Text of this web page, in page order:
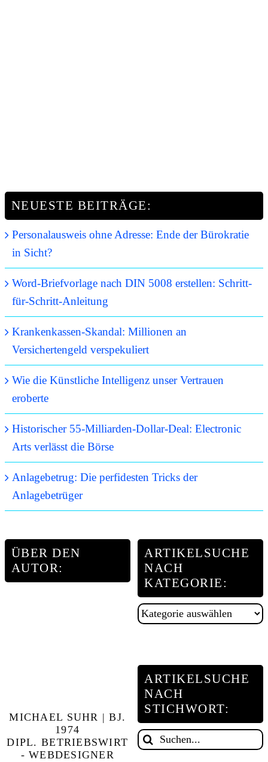
NEUESTE BEITRÄGE:
Personalausweis ohne Adresse: Ende der Bürokratie
in Sicht?
Word-Briefvorlage nach DIN 5008 erstellen: Schritt-
für-Schritt-Anleitung
Krankenkassen-Skandal: Millionen an
Versichertengeld verspekuliert
Wie die Künstliche Intelligenz unser Vertrauen
eroberte
Historischer 55-Milliarden-Dollar-Deal: Electronic
Arts verlässt die Börse
Anlagebetrug: Die perfidesten Tricks der
Anlagebetrüger
ÜBER DEN
AUTOR:
MICHAEL SUHR | BJ.
1974
DIPL. BETRIEBSWIRT
- WEBDESIGNER
ARTIKELSUCHE
NACH
KATEGORIE:
Artikelsuche
ARTIKELSUCHE
NACH
STICHWORT:
Suche